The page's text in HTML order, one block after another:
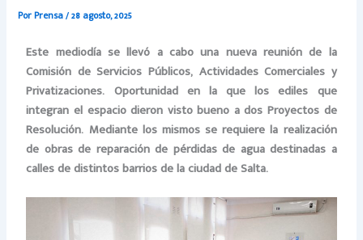
PorPrensa/28 agosto, 2025
Este mediodía se llevó a cabo una nueva reunión de la
Comisión de Servicios Públicos, Actividades Comerciales y
Privatizaciones. Oportunidad en la que los ediles que
integran el espacio dieron visto bueno a dos Proyectos de
Resolución. Mediante los mismos se requierela realización
de obras de reparación de pérdidas de agua destinadas a
calles de distintos barrios de la ciudad de Salta.